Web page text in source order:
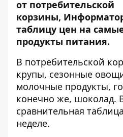
от потребительской
корзины,
таблицу цен на
продукты питания.
В потребительской
крупы, сезонные
молочные продукты,
конечно же, шоколад.
сравнительная
неделе.